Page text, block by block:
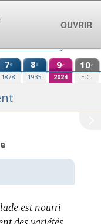
7e
1878
8e
1935
9e
2024
10e
E.C.
est nourri
OUVRIR